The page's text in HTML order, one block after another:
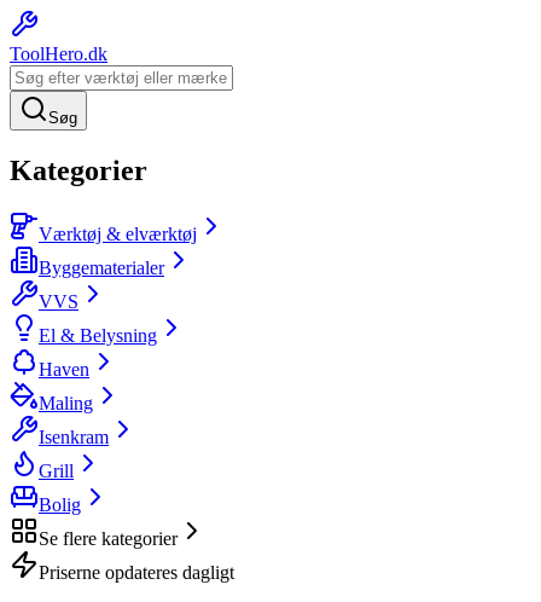
ToolHero.dk
Søg
Kategorier
Værktøj & elværktøj
Byggematerialer
VVS
El & Belysning
Haven
Maling
Isenkram
Grill
Bolig
Se flere kategorier
Priserne opdateres dagligt